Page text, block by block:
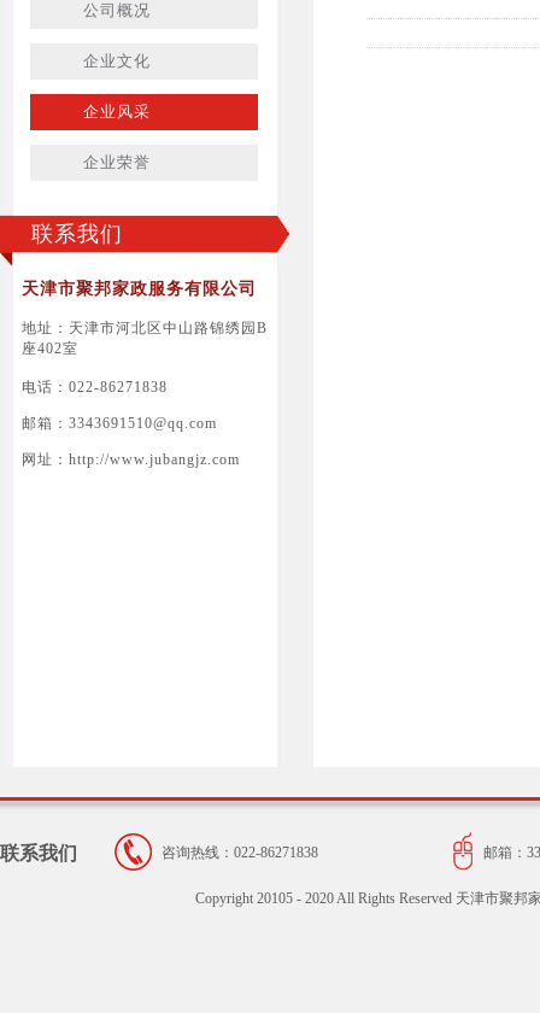
公司概况
企业文化
企业风采
企业荣誉
联系我们
天津市聚邦家政服务有限公司
地址：天津市河北区中山路锦绣园B
座402室
电话：022-86271838
邮箱：3343691510@qq.com
网址：http://www.jubangjz.com
联系我们 咨询热线：022-86271838 邮箱：
Copyright 20105 - 2020 All Rights Reserved 天津市聚